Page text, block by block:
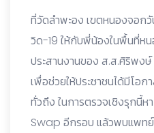
ที่วัดลำพะอง เขตหนองจอก
วิด-19 ให้กับพี่น้องในพื้นที่ห
ประสานงานของ ส.ส.ศิริพง
เพื่อช่วยให้ประชาชนได้มีโอ
ทั่วถึง ในการตรวจเชิงรุกนี้ห
Swap อีกรอบ แล้วพบแพทย์